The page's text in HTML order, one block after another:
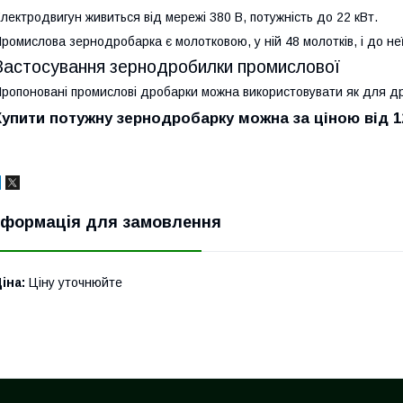
живиться від мережі 380 В, потужність до 22 кВт.
зернодробарка є молотковою, у ній 48 молотків, і до
зернодробилки промислової
промислові дробарки можна використовувати як для
потужну зернодробарку можна за ціною від
для замовлення
Ціну уточнюйте